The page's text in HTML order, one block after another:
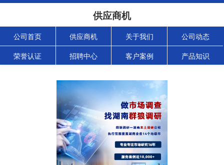
供应商机
公司首页 供应商机 关于我们 公司动态
荣誉认证 招聘中心 客户案例 产品知识